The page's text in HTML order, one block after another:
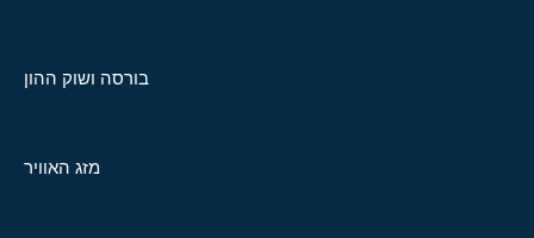
בורסה ושוק ההון
מזג האוויר